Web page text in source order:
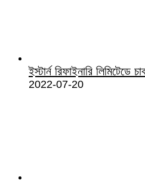
ইস্টার্ন রিফাইনারি
2022-07-20